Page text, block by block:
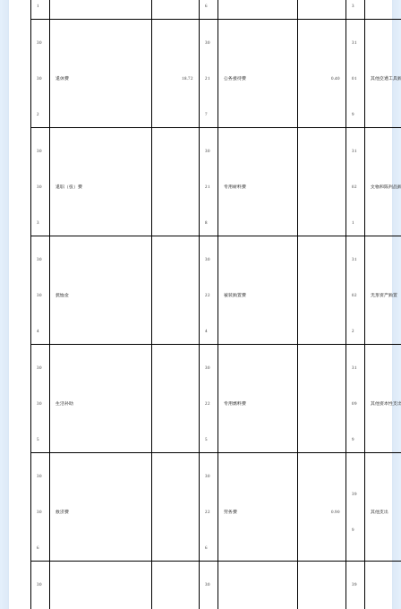
6 3
30
30
2
退休费 18.72
30
21
7
公务接待费 0.40
31
01
9
其他交通工具
30
30
3
退职（役）费
30
21
8
专用材料费
31
02 文物和陈列品
30
30
4
抚恤金
30
22
4
被装购置费
31
02
2
无形资产购置
30
30
5
生活补助
30
22
5
专用燃料费
31
09
9
其他资本性支出
30
30
6
救济费
30
22
6
劳务费 0.90
39
9
其他支出
30 30 39